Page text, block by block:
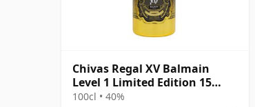
Chivas Regal XV Balmain
Level 1 Limited Edition 15
Jahre alt
100cl • 40%